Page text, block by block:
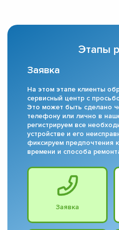
Этапы
Заявка
На этом этапе клиенты
сервисный центр с
Это может быть сделано
телефону или лично в
регистрируем все
устройстве и его
фиксируем предпочтения
времени и способа
Заявка